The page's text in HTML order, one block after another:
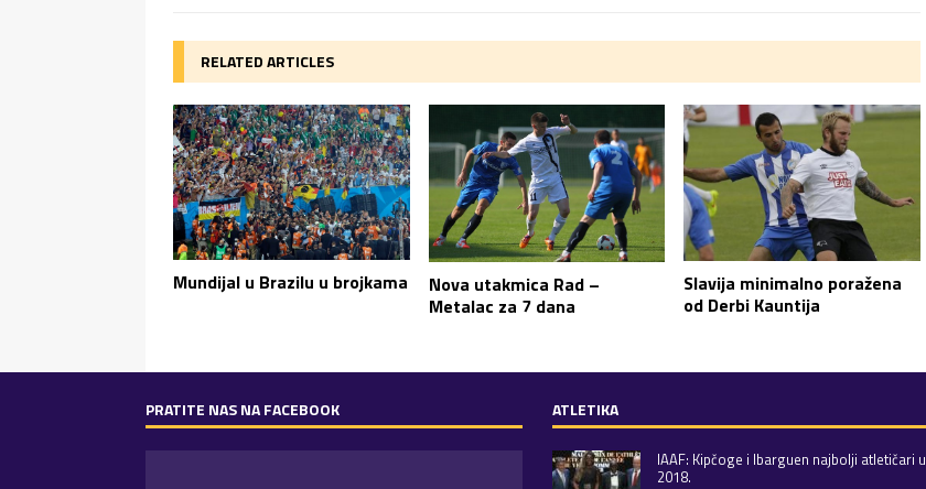
RELATED ARTICLES
Mundijal u Brazilu u brojkama
Nova utakmica Rad –
Metalac za 7 dana
Slavija minimalno poražena
od Derbi Kauntija
PRATITE NAS NA FACEBOOK ATLETIKA
IAAF: Kipčoge i Ibarguen najbolji atletičari u
2018.